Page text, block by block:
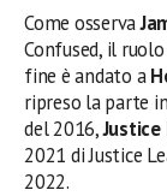
Come osserva
Confused, il
fine è andato a
ripreso la parte in
del 2016,Justice
2021 di Justice
2022.